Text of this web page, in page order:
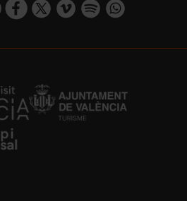
valencia/mycompany/ visit_valencia/
www.youtube.com/user/
https://www.facebook.com/
https://twitter.com/
https://vimeo.com/
https://https://api.whatsapp.com/